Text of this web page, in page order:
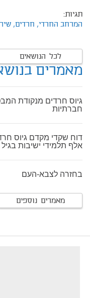
תגיות:
המרחב החרדי, חרדים,
לכל הנושאים
מאמרים
גיוס חרדים מנקודת
חברתיות
אלף תלמידי ישיבות
בחזרה לצבא-העם
מאמרים נוספים